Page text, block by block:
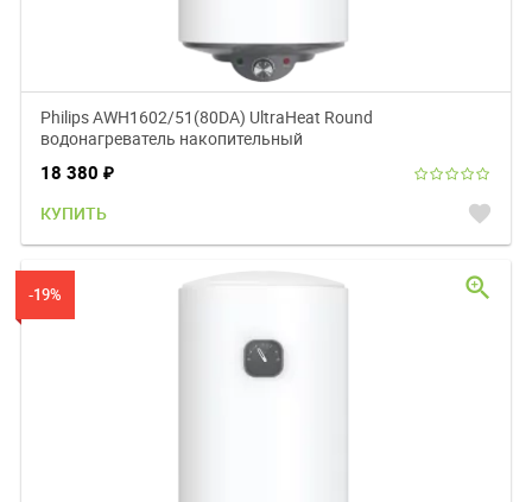
Philips AWH1602/51(80DA) UltraHeat Round
водонагреватель накопительный
18 380 ₽
КУПИТЬ favorite
-19% zoom_in